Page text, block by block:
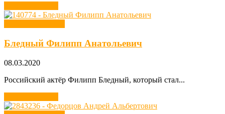
Бледный Филипп Анатольевич
08.03.2020
Российский актёр Филипп Бледный, который стал...